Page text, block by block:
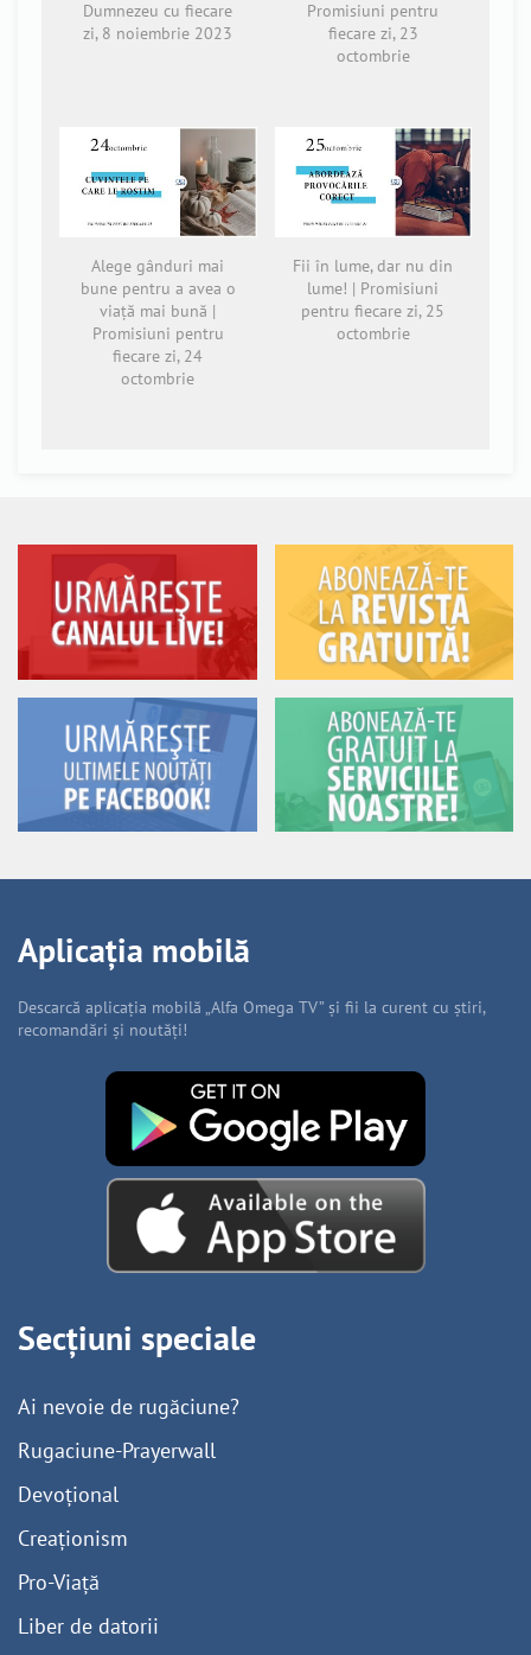
Dumnezeu cu fiecare
zi, 8 noiembrie 2023
Promisiuni pentru
fiecare zi, 23
octombrie
Alege gânduri mai
bune pentru a avea o
viață mai bună |
Promisiuni pentru
fiecare zi, 24
octombrie
Fii în lume, dar nu din
lume! | Promisiuni
pentru fiecare zi, 25
octombrie
Aplicația mobilă
Descarcă aplicația mobilă „Alfa Omega TV” și fii la curent cu știri,
recomandări și noutăți!
Secțiuni speciale
Ai nevoie de rugăciune?
Rugaciune-Prayerwall
Devoțional
Creaționism
Pro-Viață
Liber de datorii